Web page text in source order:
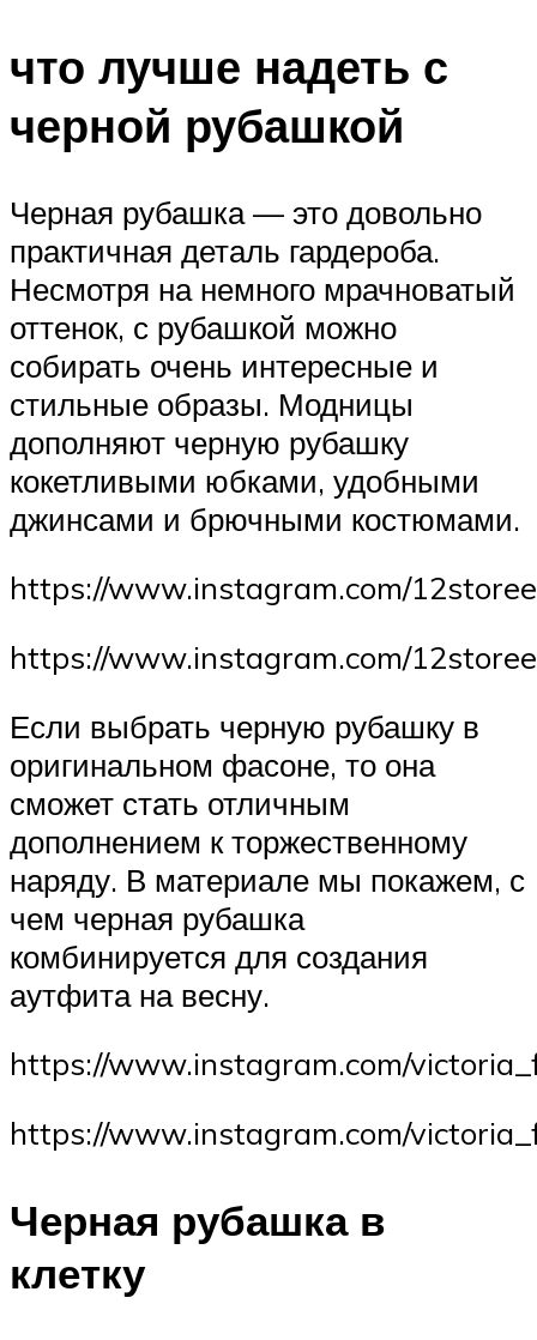
что лучше надеть с
черной рубашкой
Черная рубашка — это довольно
практичная деталь гардероба.
Несмотря на немного мрачноватый
оттенок, с рубашкой можно
собирать очень интересные и
стильные образы. Модницы
дополняют черную рубашку
кокетливыми юбками, удобными
джинсами и брючными костюмами.
https://www.instagram.com/
https://www.instagram.com/
Если выбрать черную рубашку в
оригинальном фасоне, то она
сможет стать отличным
дополнением к торжественному
наряду. В материале мы покажем, с
чем черная рубашка
комбинируется для создания
аутфита на весну.
https://www.instagram.com/
https://www.instagram.com/
Черная рубашка в
клетку